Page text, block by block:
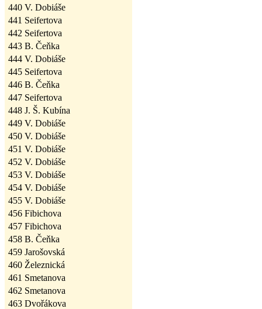
440 V. Dobiáše
441 Seifertova
442 Seifertova
443 B. Čeňka
444 V. Dobiáše
445 Seifertova
446 B. Čeňka
447 Seifertova
448 J. Š. Kubína
449 V. Dobiáše
450 V. Dobiáše
451 V. Dobiáše
452 V. Dobiáše
453 V. Dobiáše
454 V. Dobiáše
455 V. Dobiáše
456 Fibichova
457 Fibichova
458 B. Čeňka
459 Jarošovská
460 Železnická
461 Smetanova
462 Smetanova
463 Dvořákova